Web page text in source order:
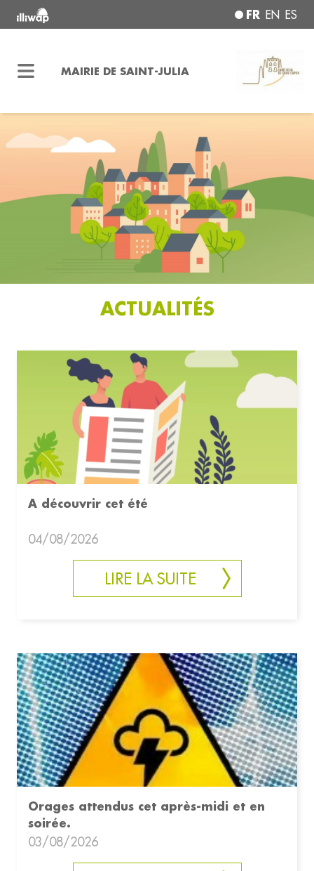
FR EN ES
MAIRIE DE SAINT-JULIA
ACTUALITÉS
A découvrir cet été
04/08/2026
LIRE LA SUITE
Orages attendus cet après-midi et en
soirée.
03/08/2026